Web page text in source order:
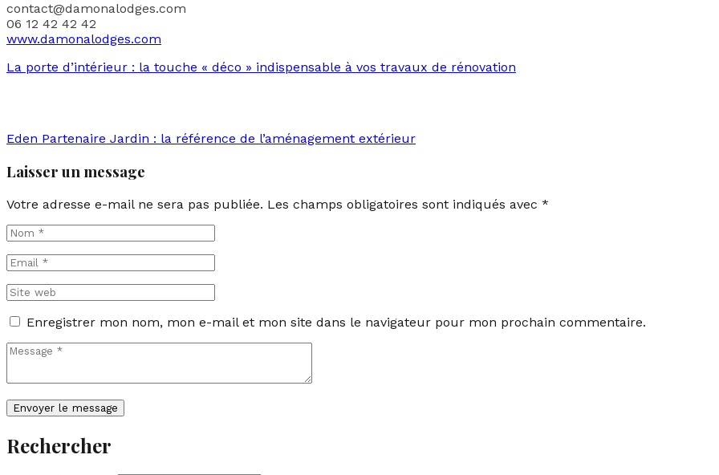
contact@damonalodges.com
06 12 42 42 42
www.damonalodges.com
La porte d’intérieur : la touche « déco » indispensable à vos travaux de rénovation
Eden Partenaire Jardin : la référence de l’aménagement extérieur
Laisser un message
Votre adresse e-mail ne sera pas publiée. Les champs obligatoires sont indiqués avec *
Enregistrer mon nom, mon e-mail et mon site dans le navigateur pour mon prochain commentaire.
Rechercher